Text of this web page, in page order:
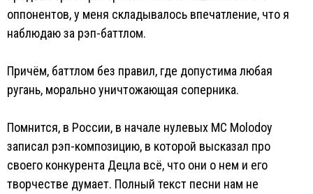
оппонентов, у меня складывалось впечатление, что я
наблюдаю за рэп-баттлом.
Причём, баттлом без правил, где допустима любая
ругань, морально уничтожающая соперника.
Помнится, в России, в начале нулевых MC Molodoy
записал рэп-композицию, в которой высказал про
своего конкурента Децла всё, что они о нем и его
творчестве думает. Полный текст песни нам не